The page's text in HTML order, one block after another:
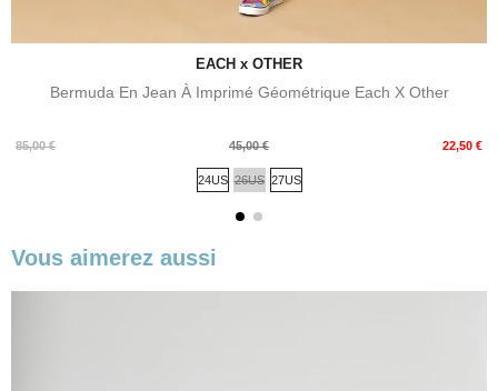
EACH x OTHER
Bermuda En Jean À Imprimé Géométrique Each X Other
85,00 €
Prix
45,00 € 22,50 €
Prix
24US 26US 27US
Vous aimerez aussi